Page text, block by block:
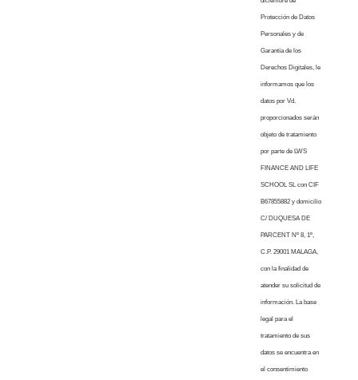
Protección de Datos
Personales y de
Garantía de los
Derechos Digitales, le
informamos que los
datos por Vd.
proporcionados serán
objeto de tratamiento
por parte de LWS
FINANCE AND LIFE
SCHOOL SL con CIF
B67855882 y domicilio
C/ DUQUESA DE
PARCENT Nº 8, 1º,
C.P. 29001 MALAGA,
con la finalidad de
atender su solicitud de
información. La base
legal para el
tratamiento de sus
datos se encuentra en
el consentimiento